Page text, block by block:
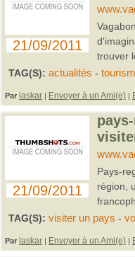
21/09/2011
trouver
TAG(S): actualités -
Par laskar | Envoyer à un Ami(e) |
21/09/2011
Pays-
région,
TAG(S): visiter un pays -
Par laskar | Envoyer à un Ami(e) |